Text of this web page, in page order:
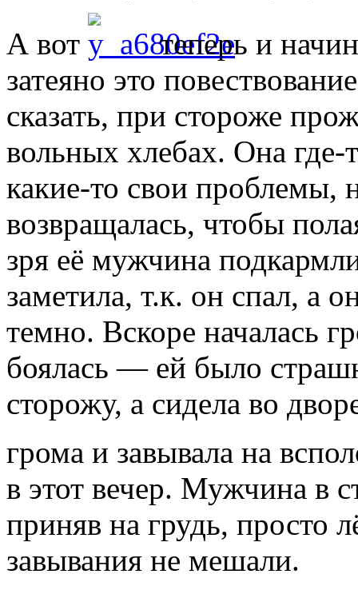
А вот
теперь и
затеяно это
сказать, при стороже
вольных хлебах. Она
какие-то свои проблемы,
возвращалась, чтобы
зря её мужчина
заметила, т.к. он спал, а
темно. Вскоре началась
боялась — ей было
сторожу, а сидела во
грома и завывала на
в этот вечер. Мужчина в
приняв на грудь, просто
завывания не мешали.